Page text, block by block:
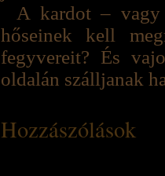
A kardot – vagy
hőseinek kell
fegyvereit? És
oldalán szálljanak
Hozzászólások